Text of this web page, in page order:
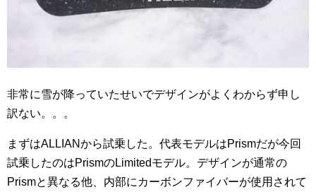
非常に雪が降っていたせいでデザインがよくわからず申し
訳ない。。。
まずはALLIANから試乗した。代表モデルはPrismだが今回
試乗したのはPrismのLimitedモデル。デザインが通常の
Prismと異なる他、内部にカーボンファイバーが使用されて